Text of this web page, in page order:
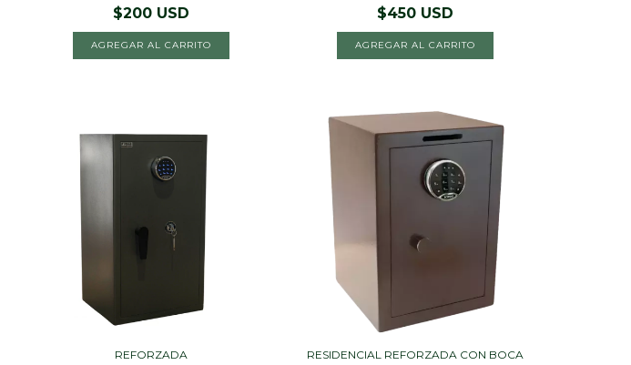
$200 USD
AGREGAR AL CARRITO
$450 USD
AGREGAR AL CARRITO
REFORZADA
RESIDENCIAL REFORZADA CON BOCA